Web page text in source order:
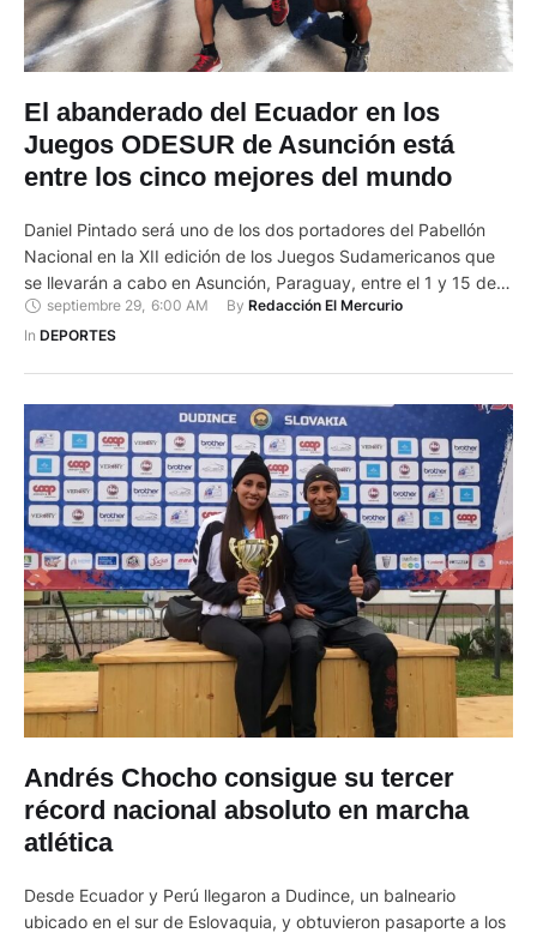
El abanderado del Ecuador en los
Juegos ODESUR de Asunción está
entre los cinco mejores del mundo
Daniel Pintado será uno de los dos portadores del Pabellón
Nacional en la XII edición de los Juegos Sudamericanos que
se llevarán a cabo en Asunción, Paraguay, entre el 1 y 15 de
octubre. La verdad, son cosas que no se esperan… Es algo
bonito saber que se considera a los deportistas por los
septiembre 29 6:00 AM By Redacción El Mercurio
In DEPORTES
Andrés Chocho consigue su tercer
récord nacional absoluto en marcha
atlética
Desde Ecuador y Perú llegaron a Dudince, un balneario
ubicado en el sur de Eslovaquia, y obtuvieron pasaporte a los